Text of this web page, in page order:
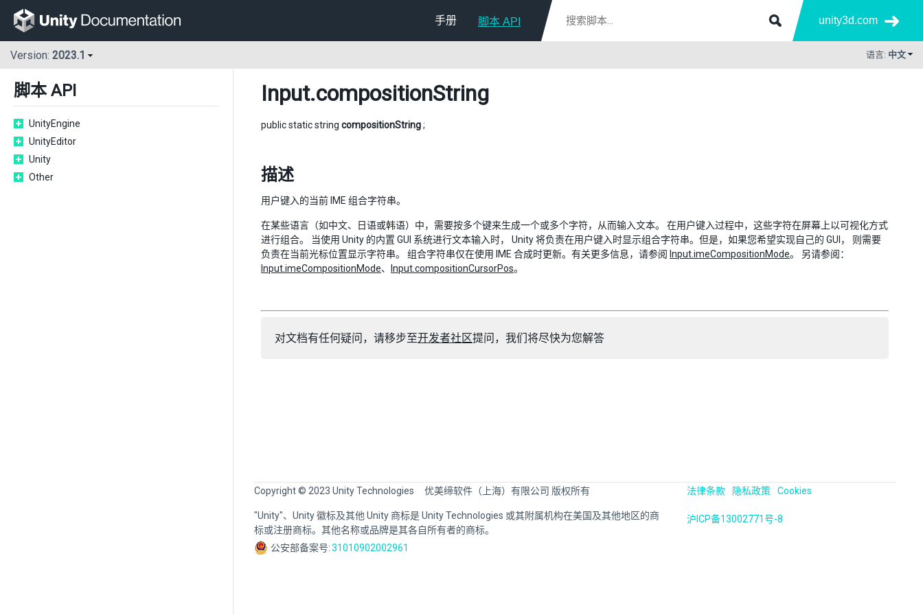
手册 脚本 API unity3d.com
Version: 2023.1 语言: 中文
脚本 API
UnityEngine
UnityEditor
Unity
Other
Input.compositionString
public static string compositionString;
描述
用户键入的当前 IME 组合字符串。
在某些语言（如中文、日语或韩语）中，需要按多个键来生成一个或多个字符，从而输入文本。 在用户键入过程中，这些字符在屏幕上以可视化方式
进行组合。 当使用 Unity 的内置 GUI 系统进行文本输入时， Unity 将负责在用户键入时显示组合字符串。但是，如果您希望实现自己的 GUI， 则需要
负责在当前光标位置显示字符串。 组合字符串仅在使用 IME 合成时更新。有关更多信息，请参阅 Input.imeCompositionMode。 另请参阅：
Input.imeCompositionMode、 Input.compositionCursorPos。
对文档有任何疑问，请移步至开发者社区提问，我们将尽快为您解答
Copyright © 2023 Unity Technologies 优美缔软件（上海）有限公司 版权所有
"Unity"、Unity 徽标及其他 Unity 商标是 Unity Technologies 或其附属机构在美国及其他地区的商
标或注册商标。其他名称或品牌是其各自所有者的商标。
公安部备案号:31010902002961
法律条款 隐私政策 Cookies
沪ICP备13002771号-8